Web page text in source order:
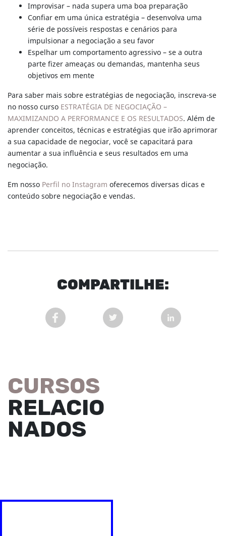
COM PARTI LHE:
COMPARTILHAR POST NO FACEBOOK EM NOVA
COMPARTILHAR POST NO
Improvisar – nada supera uma boa preparação
Confiar em uma única estratégia – desenvolva uma
série de possíveis respostas e cenários para
impulsionar a negociação a seu favor
Espelhar um comportamento agressivo – se a outra
parte fizer ameaças ou demandas, mantenha seus
objetivos em mente
Para saber mais sobre estratégias de negociação, inscreva-se
no nosso curso ESTRATÉGIA DE NEGOCIAÇÃO –
MAXIMIZANDO A PERFORMANCE E OS RESULTADOS. Além de
aprender conceitos, técnicas e estratégias que irão aprimorar
a sua capacidade de negociar, você se capacitará para
aumentar a sua influência e seus resultados em uma
negociação.
Em nosso Perfil no Instagram oferecemos diversas dicas e
conteúdo sobre negociação e vendas.
CURSOS
RELACIO
NADOS